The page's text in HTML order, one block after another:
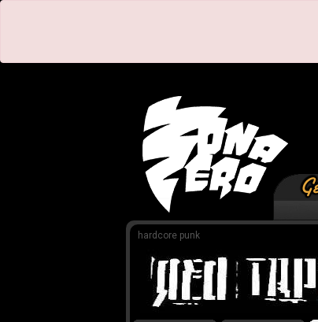
hardcore punk